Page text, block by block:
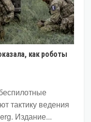
как роботы
тактику ведения
Издание...